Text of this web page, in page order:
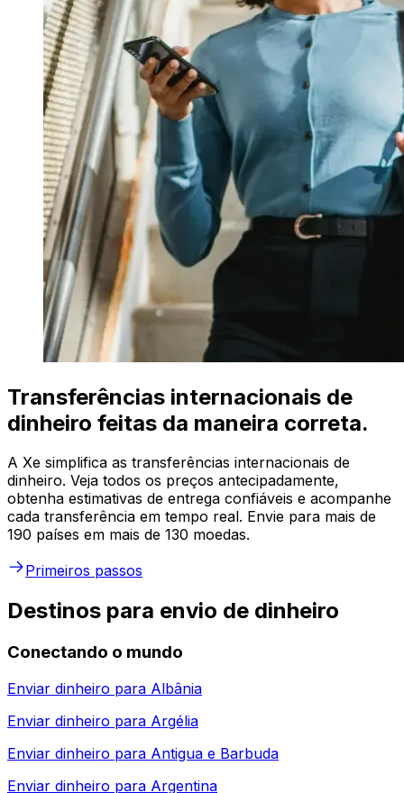
Transferências internacionais de
dinheiro feitas da maneira correta.
A Xe simplifica as transferências internacionais de
dinheiro. Veja todos os preços antecipadamente,
obtenha estimativas de entrega confiáveis e acompanhe
cada transferência em tempo real. Envie para mais de
190 países em mais de 130 moedas.
Primeiros passos
Destinos para envio de dinheiro
Conectando o mundo
Enviar dinheiro para Albânia
Enviar dinheiro para Argélia
Enviar dinheiro para Antigua e Barbuda
Enviar dinheiro para Argentina